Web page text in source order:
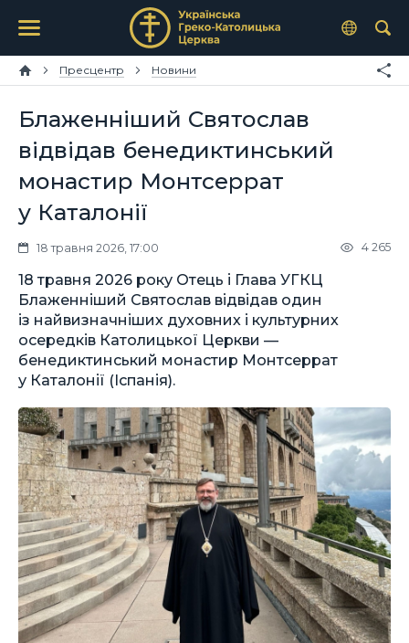
Пресцентр Новини
Блаженніший Святослав
відвідав бенедиктинський
монастир Монтсеррат
у Каталонії
18 травня 2026, 17:00 4 265
18 травня 2026 року Отець і Глава УГКЦ
Блаженніший Святослав відвідав один
із найвизначніших духовних і культурних
осередків Католицької Церкви —
бенедиктинський монастир Монтсеррат
у Каталонії (Іспанія).